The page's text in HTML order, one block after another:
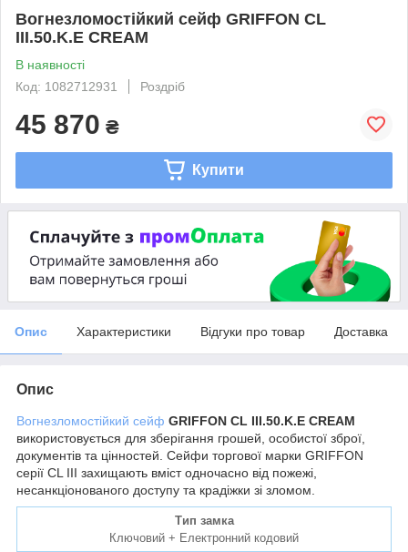
Вогнезломостійкий сейф GRIFFON CL
III.50.K.E CREAM
В наявності
Код: 1082712931
Роздріб
45 870 ₴
Купити
Опис Характеристики Відгуки про товар Доставка
Опис
Вогнезломостійкий сейф GRIFFON CL III.50.K.E CREAM
використовується для зберігання грошей, особистої зброї,
документів та цінностей. Сейфи торгової марки GRIFFON
серії CL III захищають вміст одночасно від пожежі,
несанкціонованого доступу та крадіжки зі зломом.
Тип замка
Ключовий + Електронний кодовий